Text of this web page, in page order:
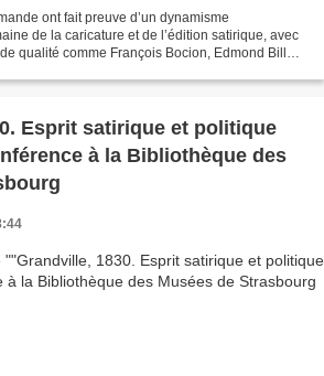
ont fait preuve d’un dynamisme
de la caricature et de l’édition satirique, avec
qualité comme François Bocion, Edmond Bille,
Esprit satirique et politique
à la Bibliothèque des